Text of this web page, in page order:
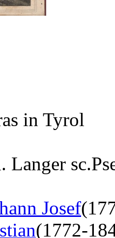
in Tyrol
Langer sc.
Josef
(1772-